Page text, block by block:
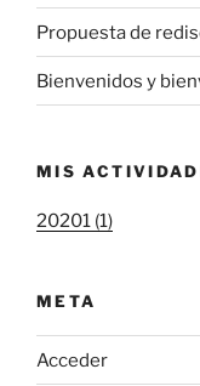
Propuesta de
Bienvenidos y
MIS
20201 (1)
META
Acceder